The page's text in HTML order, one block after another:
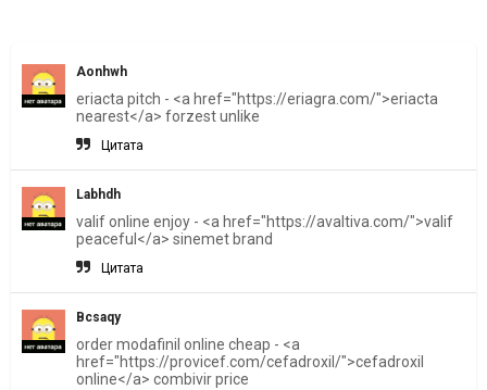
Aonhwh
eriacta pitch - <a href="https://eriagra.com/">eriacta
nearest</a> forzest unlike
Цитата
Labhdh
valif online enjoy - <a href="https://avaltiva.com/">valif
peaceful</a> sinemet brand
Цитата
Bcsaqy
order modafinil online cheap - <a
href="https://provicef.com/cefadroxil/">cefadroxil
online</a> combivir price